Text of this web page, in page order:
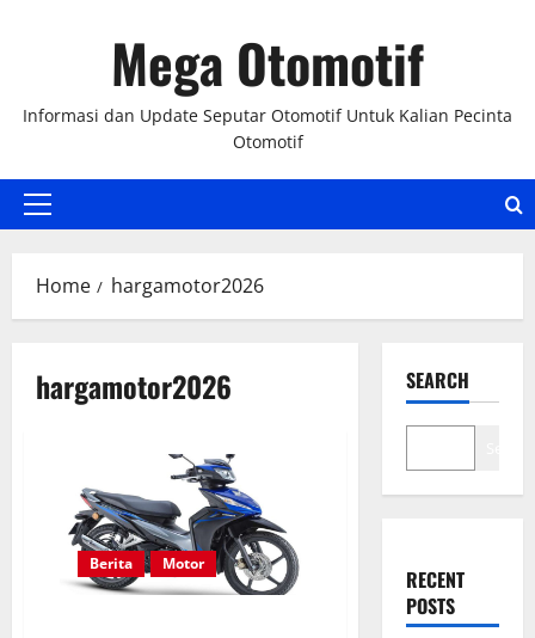
Mega Otomotif
Informasi dan Update Seputar Otomotif Untuk Kalian Pecinta
Otomotif
Primary
Home hargamotor2026
hargamotor2026
Berita Motor
SEARCH
RECENT
POSTS